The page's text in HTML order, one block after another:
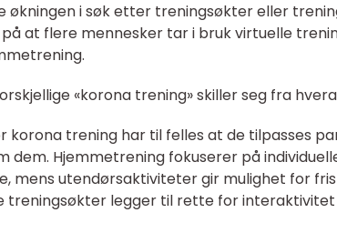
økningen i søk etter treningsøkter eller
at flere mennesker tar i bruk virtuelle
«korona trening» skiller seg fra
korona trening har til felles at de tilpasses
dem. Hjemmetrening fokuserer på
mens utendørsaktiviteter gir mulighet for
treningsøkter legger til rette for